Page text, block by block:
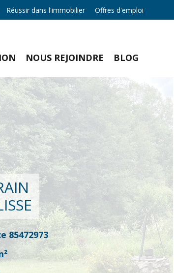
Réussir dans l'immobilier Offres d'emploi
NOUS REJOINDRE BLOG
85472973